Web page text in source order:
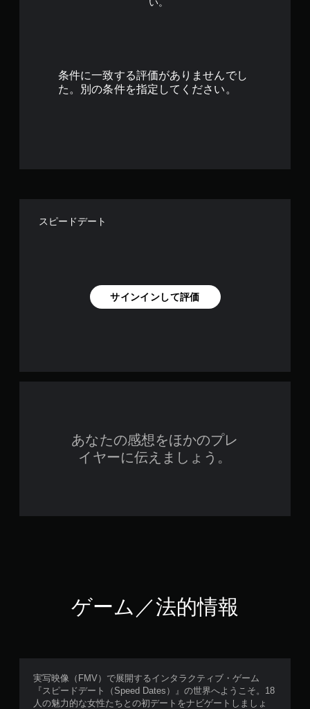
条件に一致する評価がありませんでし
た。別の条件を指定してください。
スピードデート
サインインして評価
あなたの感想をほかのプレ
イヤーに伝えましょう。
ゲーム／法的情報
実写映像（FMV）で展開するインタラクティブ・ゲーム
『スピードデート（Speed Dates）』の世界へようこそ。18
人の魅力的な女性たちとの初デートをナビゲートしましょ